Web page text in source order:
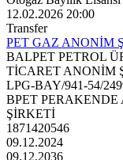
12.02.2026 20:00
Transfer
PET GAZ ANONİM
BALPET PETROL
TİCARET ANONİM
LPG-BAY/941-54/
BPET
ŞİRKETİ
1871420546
09.12.2024
09.12.2036